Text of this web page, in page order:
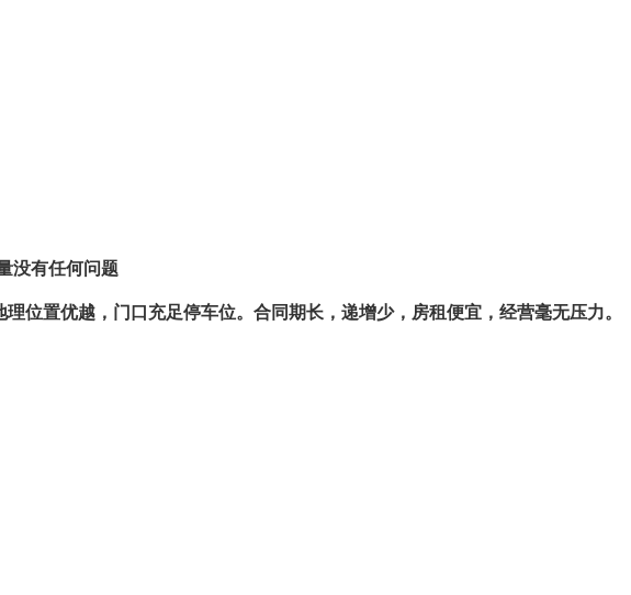
没有任何问题
置优越，门口充足停车位。合同期长，递增少，房租便宜，经营毫无压力。